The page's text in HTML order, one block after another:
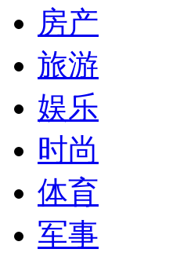
房产
旅游
娱乐
时尚
体育
军事